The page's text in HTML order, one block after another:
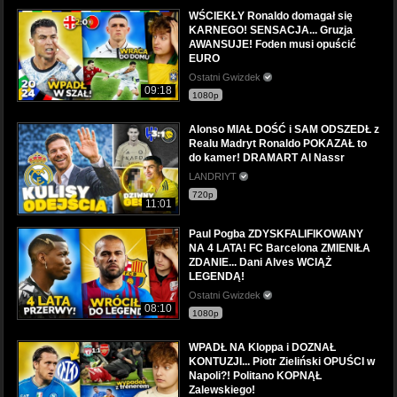
09:18
WŚCIEKŁY Ronaldo domagał się
KARNEGO! SENSACJA... Gruzja
AWANSUJE! Foden musi opuścić
EURO
Ostatni Gwizdek
1080p
11:01
Alonso MIAŁ DOŚĆ i SAM ODSZEDŁ z
Realu Madryt Ronaldo POKAZAŁ to
do kamer! DRAMART Al Nassr
LANDRIYT
720p
08:10
Paul Pogba ZDYSKFALIFIKOWANY
NA 4 LATA! FC Barcelona ZMIENIŁA
ZDANIE... Dani Alves WCIĄŻ
LEGENDĄ!
Ostatni Gwizdek
1080p
WPADŁ NA Kloppa i DOZNAŁ
KONTUZJI... Piotr Zieliński OPUŚCI w
Napoli?! Politano KOPNĄŁ
Zalewskiego!